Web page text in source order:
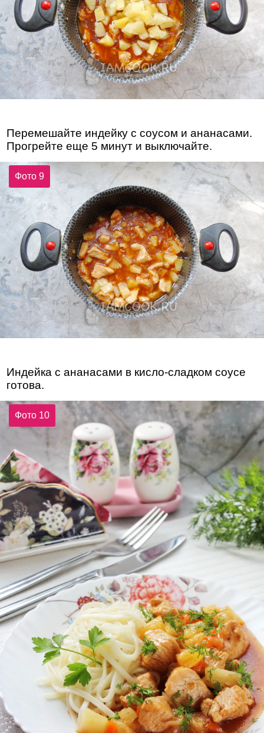
Перемешайте индейку с соусом и ананасами.
Прогрейте еще 5 минут и выключайте.
Фото 9
Индейка с ананасами в кисло-сладком соусе
готова.
Фото 10